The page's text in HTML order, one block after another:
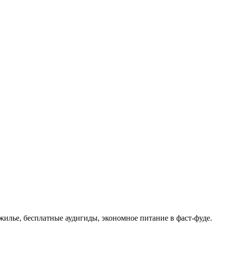
бесплатные аудигиды, экономное питание в фаст-фуде.